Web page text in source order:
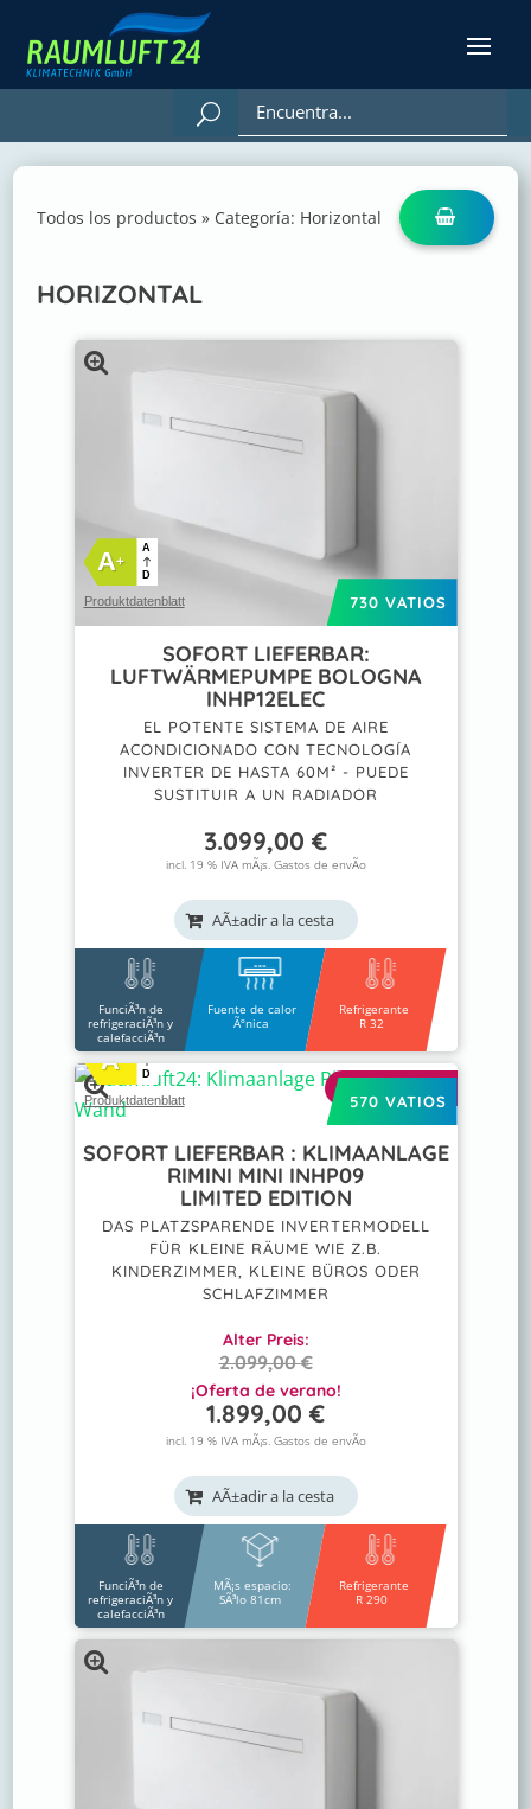
Todos los productos » Categoría: Horizontal
HORIZONTAL
730 VATIOS
A+
A
D
Produktdatenblatt
SOFORT LIEFERBAR:
LUFTWÄRMEPUMPE BOLOGNA
INHP12ELEC
EL POTENTE SISTEMA DE AIRE
ACONDICIONADO CON TECNOLOGÍA
INVERTER DE HASTA 60M² - PUEDE
SUSTITUIR A UN RADIADOR
3.099,00 €
incl. 19 % IVA mÃ¡s. Gastos de envÃ­o
AÃ±adir a la cesta
FunciÃ³n de
refrigeraciÃ³n y
calefacciÃ³n
Fuente de calor
Ãºnica
Refrigerante
R 32
570 VATIOS
A D
Produktdatenblatt
SOFORT LIEFERBAR : KLIMAANLAGE
RIMINI MINI INHP09
LIMITED EDITION
DAS PLATZSPARENDE INVERTERMODELL
FÜR KLEINE RÄUME WIE Z.B.
KINDERZIMMER, KLEINE BÜROS ODER
SCHLAFZIMMER
Alter Preis:
2.099,00€
EL
PRECIO
ORIGINAL
2.099,00 €.
­¡Oferta de verano!
1.899,00 €EL
PRECIO
ES:
1.899,00 €.
incl. 19 % IVA mÃ¡s. Gastos de envÃ­o
AÃ±adir a la cesta
FunciÃ³n de
refrigeraciÃ³n y
calefacciÃ³n
MÃ¡s espacio:
SÃ³lo 81cm
Refrigerante
R 290